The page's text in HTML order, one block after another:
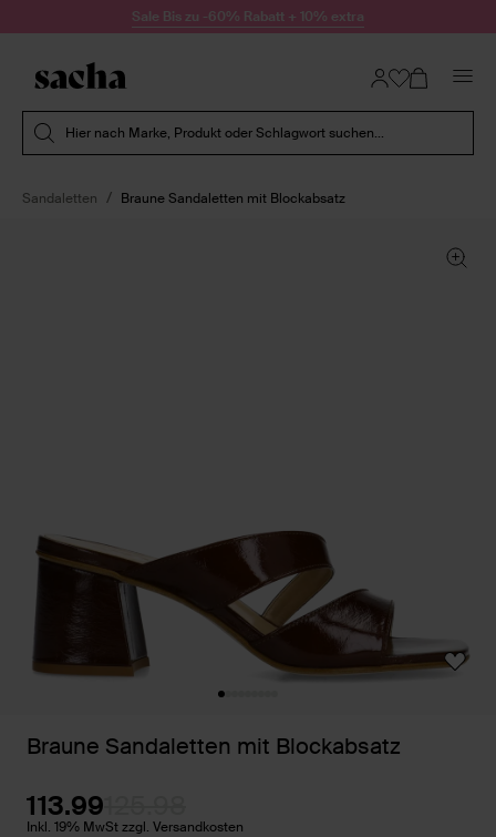
Zum Inhalt springenSale Bis zu -60% Rabatt + 10% extra
Hier nach Marke, Produkt oder Schlagwort suchen...
Sandaletten Braune Sandaletten mit Blockabsatz
Braune Sandaletten mit Blockabsatz
113.99
Inkl. 19% MwSt zzgl. Versandkosten